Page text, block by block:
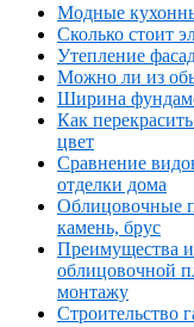
Модные
Сколько стоит
Утепление
Можно ли из
Ширина
Как
цвет
Сравнение
отделки дома
Облицовочные
камень, брус
Преимущества и
облицовочной
монтажу
Строительство